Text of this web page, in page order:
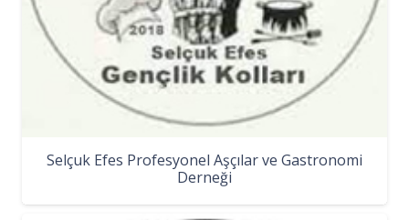
Selçuk Efes Profesyonel Aşçılar ve Gastronomi
Derneği